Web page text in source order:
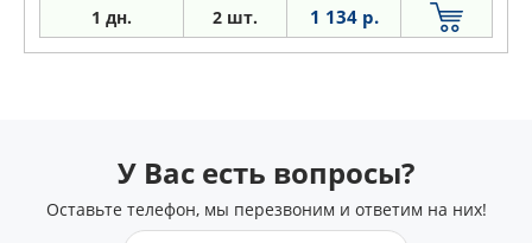
1 дн. 2 шт. 1 134 р.
У Вас есть вопросы?
Оставьте телефон, мы перезвоним и ответим на них!